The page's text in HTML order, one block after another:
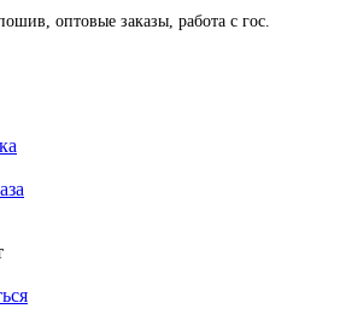
оптовые заказы, работа с гос.